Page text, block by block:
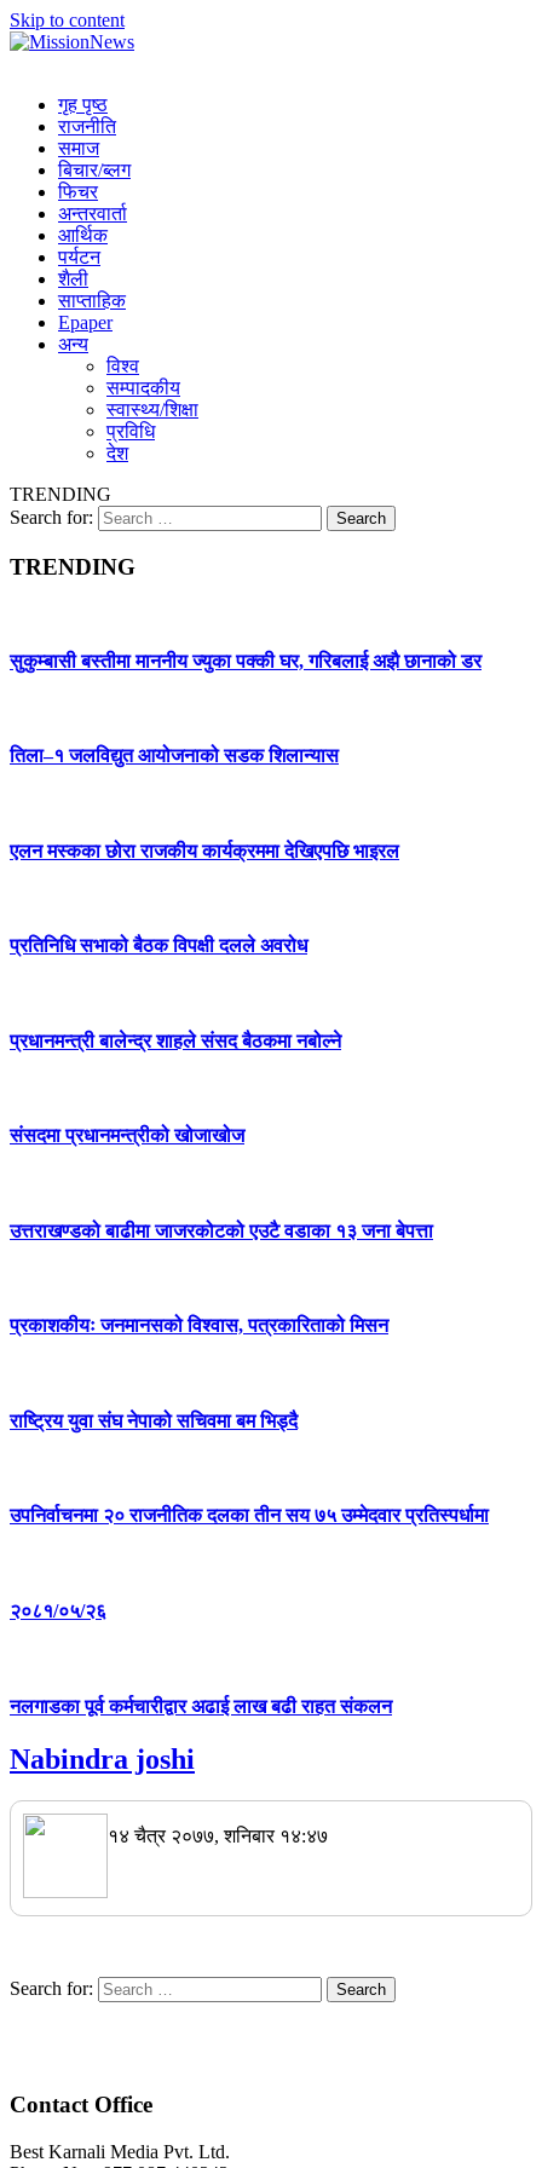
Skip to content
गृह पृष्ठ
राजनीति
समाज
बिचार/ब्लग
फिचर
अन्तरवार्ता
आर्थिक
पर्यटन
शैली
साप्ताहिक
Epaper
अन्य
विश्व
सम्पादकीय
स्वास्थ्य/शिक्षा
प्रविधि
देश
TRENDING
Search for:
TRENDING
सुकुम्बासी बस्तीमा माननीय ज्युका पक्की घर, गरिबलाई अझै छानाको डर
तिला–१ जलविद्युत आयोजनाको सडक शिलान्यास
एलन मस्कका छोरा राजकीय कार्यक्रममा देखिएपछि भाइरल
प्रतिनिधि सभाको बैठक विपक्षी दलले अवरोध
प्रधानमन्त्री बालेन्द्र शाहले संसद बैठकमा नबोल्ने
संसदमा प्रधानमन्त्रीको खोजाखोज
उत्तराखण्डको बाढीमा जाजरकोटको एउटै वडाका १३ जना बेपत्ता
प्रकाशकीयः जनमानसको विश्वास, पत्रकारिताको मिसन
राष्ट्रिय युवा संघ नेपाको सचिवमा बम भिड्दै
उपनिर्वाचनमा २० राजनीतिक दलका तीन सय ७५ उम्मेदवार प्रतिस्पर्धामा
२०८१/०५/२६
नलगाडका पूर्व कर्मचारीद्वार अढाई लाख बढी राहत संकलन
Nabindra joshi
१४ चैत्र २०७७, शनिबार १४:४७
Search for:
Contact Office
Best Karnali Media Pvt. Ltd.